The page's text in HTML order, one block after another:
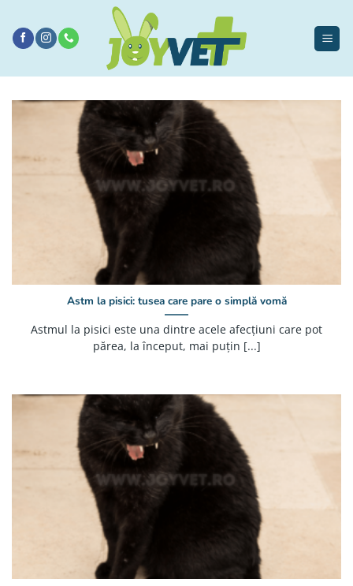
conținut
Astm la pisici: tusea care pare o simplă vomă
Astmul la pisici este una dintre acele afecțiuni care pot
părea, la început, mai puțin [...]